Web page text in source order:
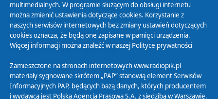
Polityka Prywatności
Zasady korzystania z Serwisu
Organizacje Pożytku Publicznego
Cyfryzacja DAB+
Polityka ochrony danych osobowych
Abonament
multimedialnych. W programie służącym do obsługi internetu
można zmienić ustawienia dotyczące cookies. Korzystanie z
naszych serwisów internetowych bez zmiany ustawień dotyczących
cookies oznacza, że będą one zapisane w pamięci urządzenia.
Więcej informacji można znaleźć w naszej Polityce prywatności
Zamieszczone na stronach internetowych www.radiopik.pl
materiały sygnowane skrótem „PAP” stanowią element Serwisów
Informacyjnych PAP, będących bazą danych, których producentem
i wydawcą jest Polska Agencja Prasowa S.A. z siedzibą w Warszawie.